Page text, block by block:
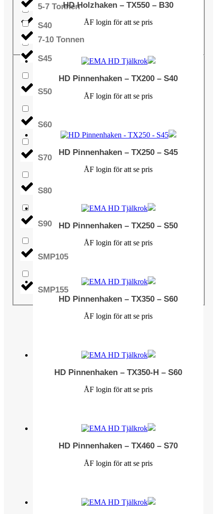
S40
S45
S50
S60
S70
S80
S90
SMP105
SMP155
5-7 Tonnen
7-10 Tonnen
HD Holzhaken – TX550 – B30
ÅF login för att se pris
HD Pinnenhaken – TX200 – S40
ÅF login för att se pris
HD Pinnenhaken – TX250 – S45
ÅF login för att se pris
HD Pinnenhaken – TX250 – S50
ÅF login för att se pris
HD Pinnenhaken – TX350 – S60
ÅF login för att se pris
HD Pinnenhaken – TX350-H – S60
ÅF login för att se pris
HD Pinnenhaken – TX460 – S70
ÅF login för att se pris